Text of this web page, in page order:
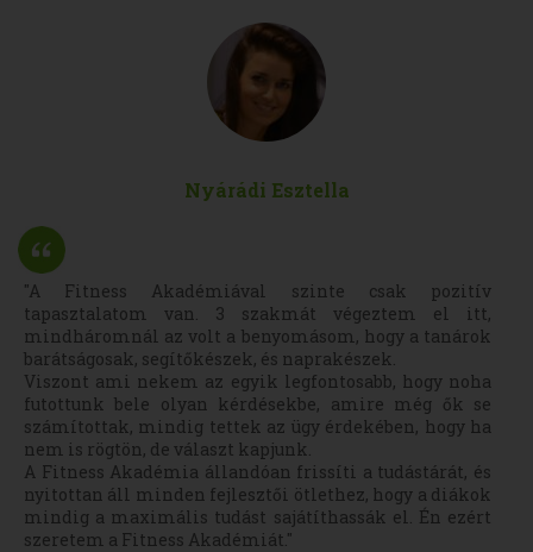
Nyárádi Esztella
"A Fitness Akadémiával szinte csak pozitív
tapasztalatom van. 3 szakmát végeztem el itt,
mindháromnál az volt a benyomásom, hogy a tanárok
barátságosak, segítőkészek, és naprakészek.
Viszont ami nekem az egyik legfontosabb, hogy noha
futottunk bele olyan kérdésekbe, amire még ők se
számítottak, mindig tettek az ügy érdekében, hogy ha
nem is rögtön, de választ kapjunk.
A Fitness Akadémia állandóan frissíti a tudástárát, és
nyitottan áll minden fejlesztői ötlethez, hogy a diákok
mindig a maximális tudást sajátíthassák el. Én ezért
szeretem a Fitness Akadémiát."